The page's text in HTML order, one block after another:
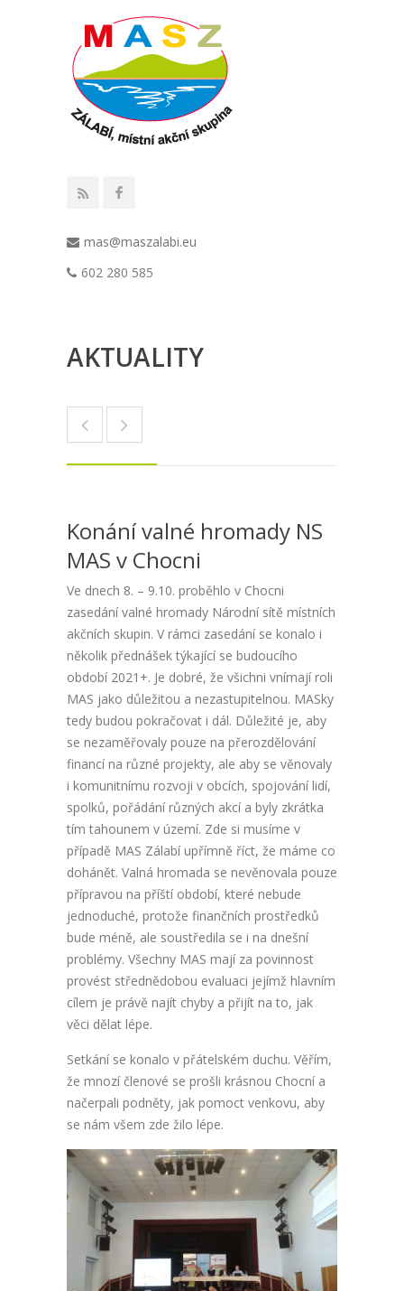
mas@maszalabi.eu
602 280 585
AKTUALITY
Konání valné hromady NS
MAS v Chocni
Ve dnech 8. – 9.10. proběhlo v Chocni
zasedání valné hromady Národní sítě místních
akčních skupin. V rámci zasedání se konalo i
několik přednášek týkající se budoucího
období 2021+. Je dobré, že všichni vnímají roli
MAS jako důležitou a nezastupitelnou. MASky
tedy budou pokračovat i dál. Důležité je, aby
se nezaměřovaly pouze na přerozdělování
financí na různé projekty, ale aby se věnovaly
i komunitnímu rozvoji v obcích, spojování lidí,
spolků, pořádání různých akcí a byly zkrátka
tím tahounem v území. Zde si musíme v
případě MAS Zálabí upřímně říct, že máme co
dohánět. Valná hromada se nevěnovala pouze
přípravou na příští období, které nebude
jednoduché, protože finančních prostředků
bude méně, ale soustředila se i na dnešní
problémy. Všechny MAS mají za povinnost
provést střednědobou evaluaci jejímž hlavním
cílem je právě najít chyby a přijít na to, jak
věci dělat lépe.
Setkání se konalo v přátelském duchu. Věřím,
že mnozí členové se prošli krásnou Chocní a
načerpali podněty, jak pomoct venkovu, aby
se nám všem zde žilo lépe.